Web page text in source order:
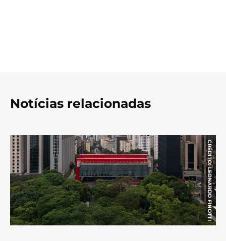
Notícias relacionadas